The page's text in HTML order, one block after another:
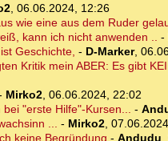
, 06.06.2024, 12:26
wie eine aus dem Ruder
kann ich nicht anwenden .. -
Geschichte, - D-Marker,
Kritik mein ABER: Es gibt
Mirko2, 06.06.2024, 22:02
bei "erste Hilfe"-Kursen... -
... - Mirko2,
keine Begründung - Andudu